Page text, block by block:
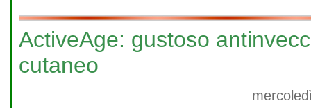
ActiveAge: gustoso
cutaneo